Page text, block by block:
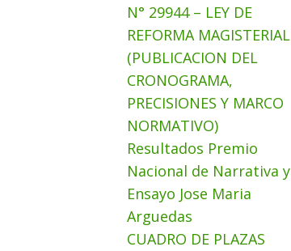
N° 29944 – LEY DE
REFORMA MAGISTERIAL
(PUBLICACION DEL
CRONOGRAMA,
PRECISIONES Y MARCO
NORMATIVO)
Resultados Premio
Nacional de Narrativa y
Ensayo Jose Maria
Arguedas
CUADRO DE PLAZAS